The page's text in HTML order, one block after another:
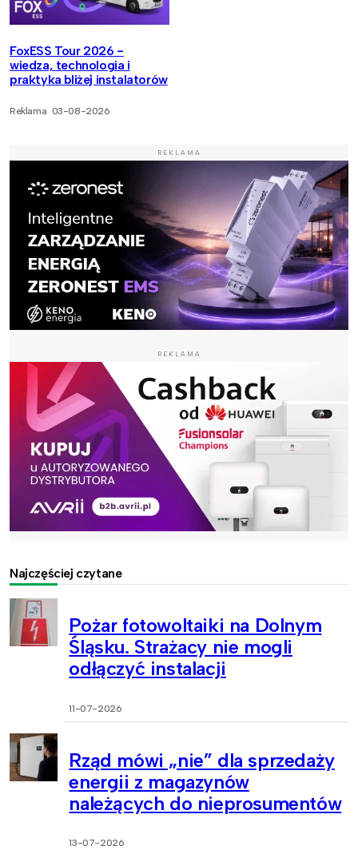
FoxESS Tour 2026 -
wiedza, technologia i
praktyka bliżej instalatorów
Reklama 03-08-2026
REKLAMA
REKLAMA
Najczęściej czytane
Pożar fotowoltaiki na Dolnym
Śląsku. Strażacy nie mogli
odłączyć instalacji
11-07-2026
Rząd mówi „nie” dla sprzedaży
energii z magazynów
należących do nieprosumentów
13-07-2026